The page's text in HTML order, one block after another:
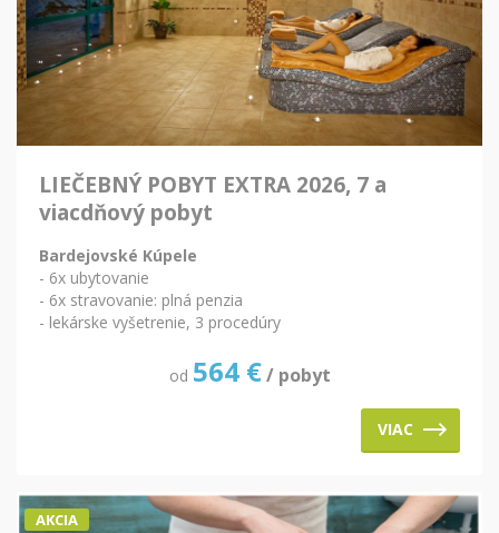
LIEČEBNÝ POBYT EXTRA 2026, 7 a
viacdňový pobyt
Bardejovské Kúpele
- 6x ubytovanie
- 6x stravovanie: plná penzia
- lekárske vyšetrenie, 3 procedúry
od 564 € / pobyt
VIAC
AKCIA